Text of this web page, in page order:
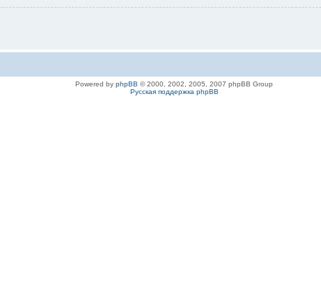
Powered by phpBB © 2000, 2002, 2005, 2007 phpBB Group
Русская поддержка phpBB